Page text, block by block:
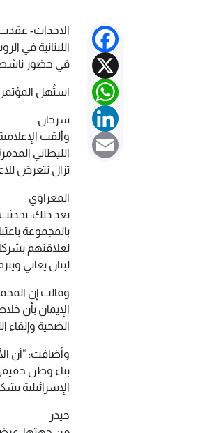
Facebook
X
WhatsApp
LinkedIn
Email
الاحداث- عقدت
اللبنانية في
في حضور
استُهل
سرحان
وألقت
الليطاني
تزال تتعرض
المعراوي
بعد ذلك،
بالمجموعة
لعلاقتهم
لبنان يعاني
وقالت إن
الإيمان بأن
الضحية وإلقاء
وأضافت: “آن
بناء وطن
الإسرائيلية
حيدر